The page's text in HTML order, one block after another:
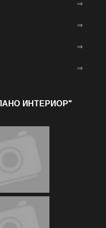
⇒
⇒
⇒
⇒
ИНТЕРИОР"